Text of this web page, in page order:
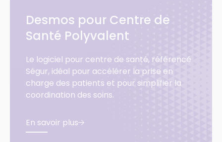
Desmos pour Centre de
Santé Polyvalent
Le logiciel pour centre de santé, référencé
Ségur, idéal pour accélérer la prise en
charge des patients et pour simplifier la
coordination des soins.
En savoir plus